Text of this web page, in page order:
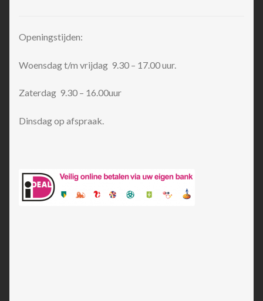
Openingstijden:
Woensdag t/m vrijdag 9.30 – 17.00 uur.
Zaterdag 9.30 – 16.00uur
Dinsdag op afspraak.